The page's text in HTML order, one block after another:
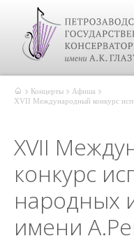
Концерты
Афиша
XVII Международный конкурс
XVII
конкурс
народных
имени